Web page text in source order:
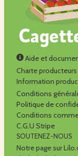
Aide et
Charte producteurs
Information
Conditions
Politique de
Conditions
C.G.U Stripe
SOUTENEZ-NOUS
Notre page sur